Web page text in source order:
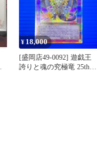
¥ 18,000
[盛岡店49-0092] 遊戯王
誇りと魂の究極竜 25thシ